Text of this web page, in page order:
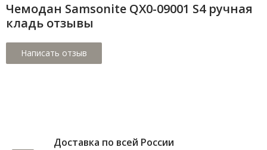
Чемодан Samsonite QX0-09001 S4 ручная
кладь отзывы
Доставка по всей России